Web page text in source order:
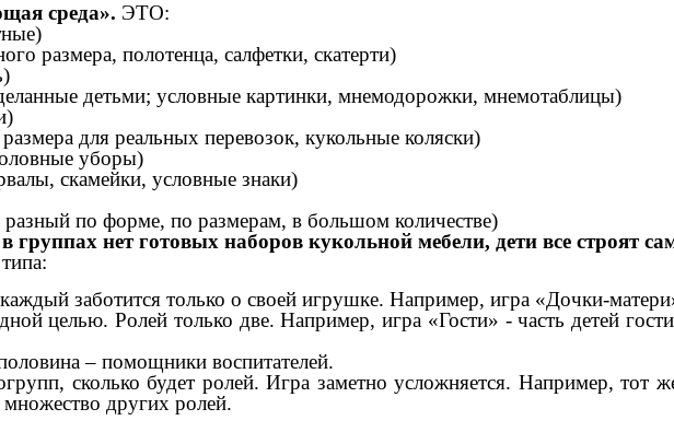
среда». ЭТО:
размера, полотенца, салфетки, скатерти)
детьми; условные картинки, мнемодорожки, мнемотаблицы)
для реальных перевозок, кукольные коляски)
уборы)
скамейки, условные знаки)
по форме, по размерам, в большом количестве)
нет готовых наборов кукольной мебели, дети все строят
типа:
каждый заботится только о своей игрушке. Например, игра «Дочки-
целью. Ролей только две. Например, игра «Гости» - часть детей
– помощники воспитателей.
сколько будет ролей. Игра заметно усложняется. Например, тот
других ролей.